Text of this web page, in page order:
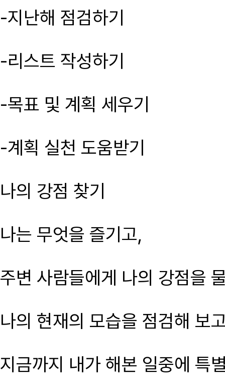
-지난해 점검하기
-리스트 작성하기
-목표 및 계획 세우기
-계획 실천 도움받기
나의 강점 찾기
나는 무엇을 즐기고,
주변 사람들에게 나의 강점을
나의 현재의 모습을 점검해 보
지금까지 내가 해본 일중에 특